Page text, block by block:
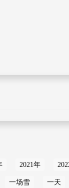
2021年
一场雪 一天